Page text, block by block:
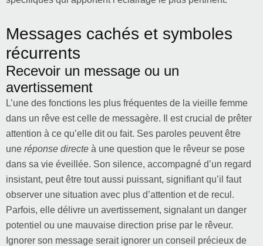
Messages cachés et symboles
récurrents
Recevoir un message ou un
avertissement
L’une des fonctions les plus fréquentes de la vieille femme
dans un rêve est celle de messagère. Il est crucial de prêter
attention à ce qu’elle dit ou fait. Ses paroles peuvent être
une réponse directe à une question que le rêveur se pose
dans sa vie éveillée. Son silence, accompagné d’un regard
insistant, peut être tout aussi puissant, signifiant qu’il faut
observer une situation avec plus d’attention et de recul.
Parfois, elle délivre un avertissement, signalant un danger
potentiel ou une mauvaise direction prise par le rêveur.
Ignorer son message serait ignorer un conseil précieux de